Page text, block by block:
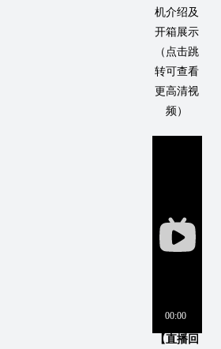
机介绍及
开箱展示
（点击跳
转可查看
更高清视
频）
【直播回